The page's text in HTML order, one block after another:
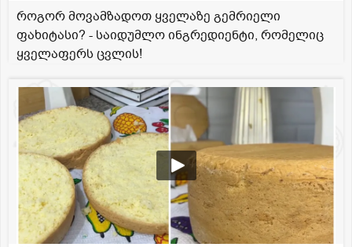
როგორ მოვამზადოთ ყველაზე გემრიელი
ფახიტასი? - საიდუმლო ინგრედიენტი, რომელიც
ყველაფერს ცვლის!